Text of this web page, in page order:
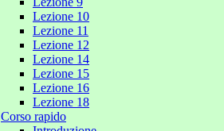
Lezione 10
Lezione 11
Lezione 12
Lezione 14
Lezione 15
Lezione 16
Lezione 18
Corso rapido